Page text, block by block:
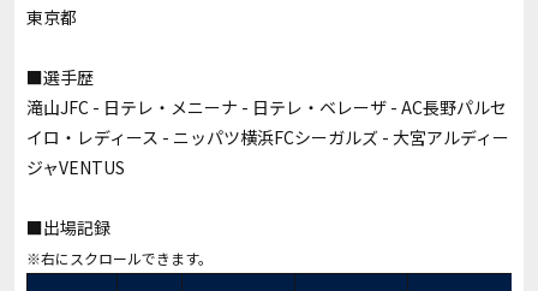
東京都
■選手歴
滝山JFC - 日テレ・メニーナ - 日テレ・ベレーザ - AC長野パルセ
イロ・レディース - ニッパツ横浜FCシーガルズ - 大宮アルディー
ジャVENTUS
■出場記録